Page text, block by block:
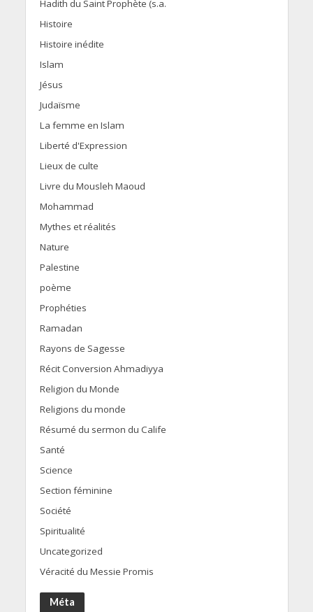
Hadith du Saint Prophète (s.a.
Histoire
Histoire inédite
Islam
Jésus
Judaïsme
La femme en Islam
Liberté d'Expression
Lieux de culte
Livre du Mousleh Maoud
Mohammad
Mythes et réalités
Nature
Palestine
poème
Prophéties
Ramadan
Rayons de Sagesse
Récit Conversion Ahmadiyya
Religion du Monde
Religions du monde
Résumé du sermon du Calife
Santé
Science
Section féminine
Société
Spiritualité
Uncategorized
Véracité du Messie Promis
Méta